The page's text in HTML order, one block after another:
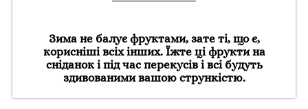
Зима не балує фруктами, зате ті, що є,
корисніші всіх інших. Їжте ці фрукти на
сніданок і під час перекусів і всі будуть
здивованими вашою стрункістю.